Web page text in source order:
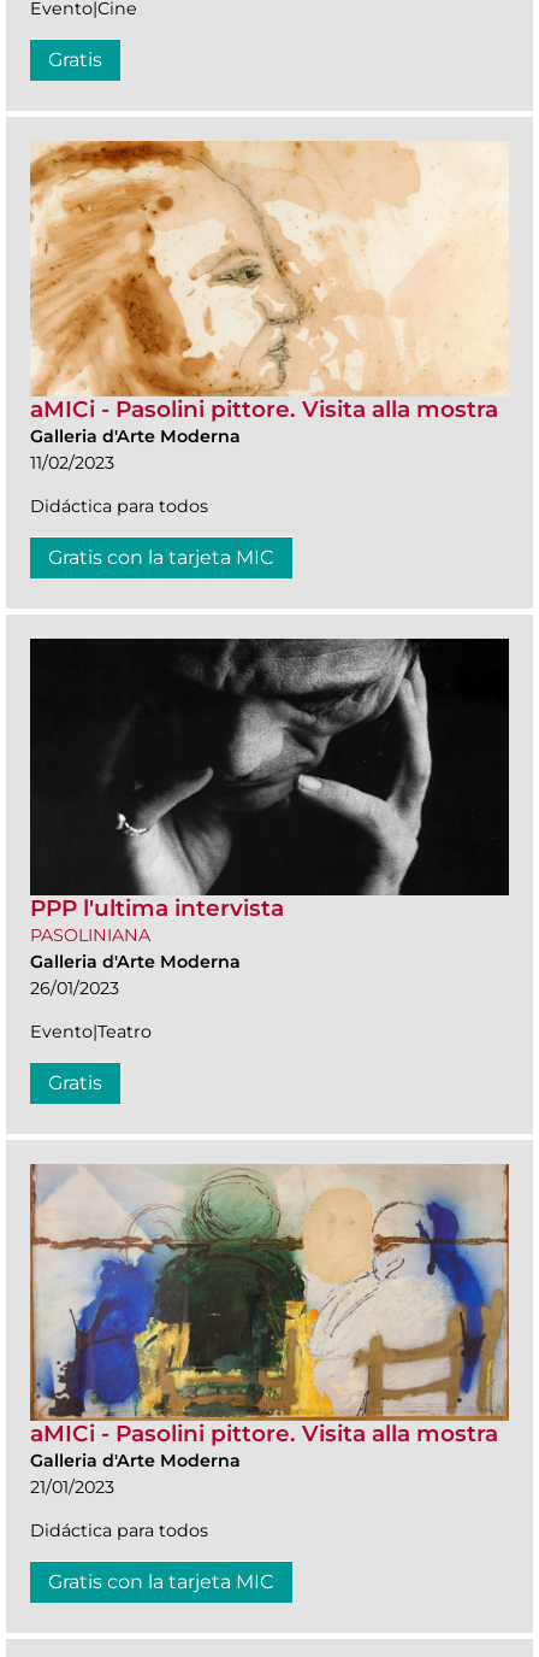
Evento|Cine
Gratis
aMICi - Pasolini pittore. Visita alla mostra
Galleria d'Arte Moderna
11/02/2023
Didáctica para todos
Gratis con la tarjeta MIC
PPP l'ultima intervista
PASOLINIANA
Galleria d'Arte Moderna
26/01/2023
Evento|Teatro
Gratis
aMICi - Pasolini pittore. Visita alla mostra
Galleria d'Arte Moderna
21/01/2023
Didáctica para todos
Gratis con la tarjeta MIC